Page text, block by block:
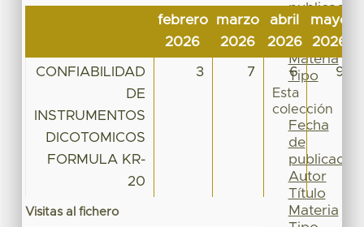
febrero
2026
marzo
2026
abril
2026
mayo
2026
CONFIABILIDAD
DE
INSTRUMENTOS
DICOTOMICOS
FORMULA KR-
20
3 7 6 9
Visitas al fichero
publicación
Autor
Título
Materia
Tipo
Esta
colección
Fecha
de
publicación
Autor
Título
Materia